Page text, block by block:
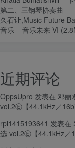
第二、三钢琴协奏曲
久石让,Music Future
音乐 – 音乐未来 VI
近期评论
OppsUpro 发表在 邓丽
vol.2Ⓔ【44.1kHz／
rpl1415193641 发表在
选 vol.2Ⓔ【44.1kHz／